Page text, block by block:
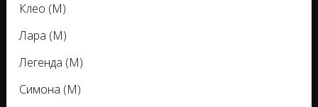
Клео (M)
Лара (M)
Легенда (M)
Симона (M)